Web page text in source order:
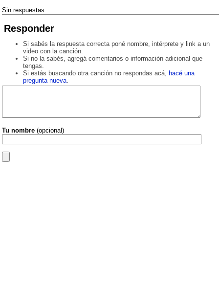
Sin respuestas
Responder
Si sabés la respuesta correcta poné nombre, intérprete y link a un
video con la canción.
Si no la sabés, agregá comentarios o información adicional que
tengas.
Si estás buscando otra canción no respondas acá, hacé una
pregunta nueva.
Tu nombre (opcional)